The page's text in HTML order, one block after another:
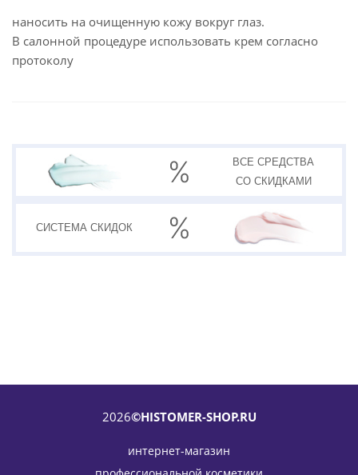
наносить на очищенную кожу вокруг глаз.
В салонной процедуре использовать крем согласно
протоколу
ВСЕ СРЕДСТВА
СО СКИДКАМИ
СИСТЕМАСКИДОК
В НАБОРЕ ВЫГОДНЕЕ НА 1700 РУБ.
2026©HISTOMER-SHOP.RU
интернет-магазин